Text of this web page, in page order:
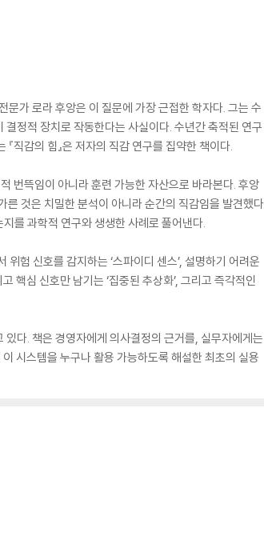
문가 로라 후앙은 이 질문에 가장 근접한 학자다. 그는 수
정적 장치로 작동한다는 사실이다. 수년간 축적된 연구
직감의 힘』은 저자의 직감 연구를 집약한 책이다.
번뜩임이 아니라 훈련 가능한 자산으로 바라본다. 후앙
것은 치밀한 분석이 아니라 순간의 직감임을 발견했
를 과학적 연구와 생생한 사례로 풀어낸다.
험 신호를 감지하는 ‘스파이디 센스’, 설명하기 어려운
핵심 신호만 남기는 ‘집중된 추상화’, 그리고 즉각적인
있다. 책은 경영자에게 의사결정의 근거를, 실무자에게는
시스템을 누구나 활용 가능하도록 해설한 최초의 실용